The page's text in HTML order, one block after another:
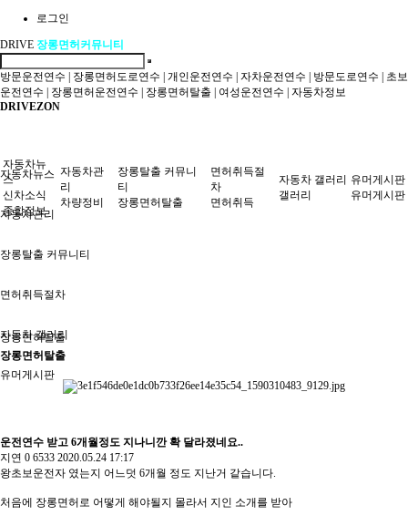
로그인
DRIVE 장롱면허커뮤니티
방문운전연수 장롱면허도로연수 개인운전연수 자차운전연수 방문도로연수
초보
운전연수
장롱면허운전연수 장롱면허탈출 여성운전연수
자동차정보
DRIVEZON
자동차뉴스
자동차관리
장롱탈출 커뮤니티
면허취득절차
자동차 갤러리
유머게시판
자동차뉴
스
신차소식
종합정보
자동차관
리
차량정비
장롱탈출 커뮤니
티
장롱면허탈출
면허취득절
차
면허취득
자동차 갤러리
갤러리
유머게시판
유머게시판
장롱면허탈출
장롱면허탈출
운전연수 받고 6개월정도 지나니깐 확 달라졌네요..
지연 0 6533 2020.05.24 17:17
왕초보운전자 였는지 어느덧 6개월 정도 지난거 같습니다.
처음에 장롱면허로 어떻게 해야될지 몰라서 지인 소개를 받아